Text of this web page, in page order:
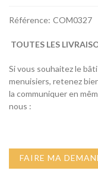
Référence: COM0327
TOUTES LES
Si vous souhaitez le
menuisiers, retenez
la communiquer en
nous :
FAIRE MA